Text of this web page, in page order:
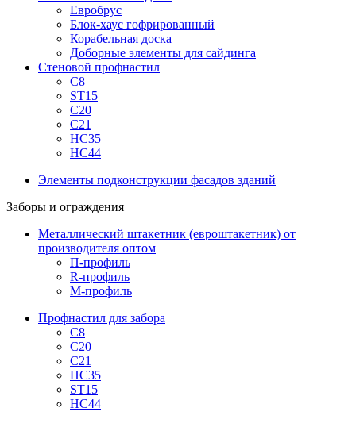
Евробрус
Блок-хаус гофрированный
Корабельная доска
Доборные элементы для сайдинга
Стеновой профнастил
С8
ST15
С20
С21
НС35
НС44
Элементы подконструкции фасадов зданий
Заборы и ограждения
Металлический штакетник (евроштакетник) от
производителя оптом
П-профиль
R-профиль
М-профиль
Профнастил для забора
С8
С20
С21
НС35
ST15
НС44